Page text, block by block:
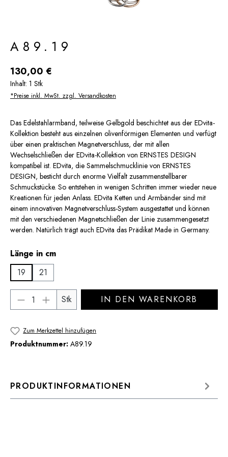
A89.19
Regulärer Preis:
130,00 €
Inhalt: 1 Stk
*Preise inkl. MwSt. zzgl. Versandkosten
Das Edelstahlarmband, teilweise Gelbgold beschichtet aus der EDvita-
Kollektion besteht aus einzelnen olivenförmigen Elementen und verfügt
über einen praktischen Magnetverschluss, der mit allen
Wechselschließen der EDvita-Kollektion von ERNSTES DESIGN
kompatibel ist. EDvita, die Sammelschmucklinie von ERNSTES
DESIGN, besticht durch enorme Vielfalt zusammenstellbarer
Schmuckstücke. So entstehen in wenigen Schritten immer wieder neue
Kreationen für jeden Anlass. EDvita Ketten und Armbänder sind mit
einem innovativen Magnetverschluss-System ausgestattet und können
mit den verschiedenen Magnetschließen der Linie zusammengesetzt
werden. Natürlich trägt auch EDvita das Prädikat Made in Germany.
Länge in cmauswählen
19
21
Produkt Anzahl: Gib den gewünschten
Stk IN DEN WARENKORB
Zum Merkzettel hinzufügen
Produktnummer: A89.19
PRODUKTINFORMATIONEN